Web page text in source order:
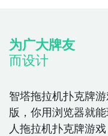
为广大牌友
而设计
智塔拖拉机扑克牌
版，你用浏览器就
人拖拉机扑克牌游戏